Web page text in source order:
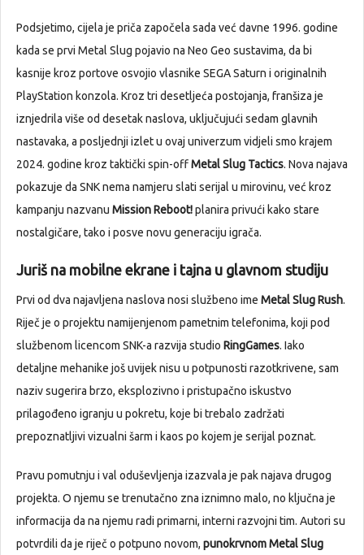
Podsjetimo, cijela je priča započela sada već davne 1996. godine
kada se prvi Metal Slug pojavio na Neo Geo sustavima, da bi
kasnije kroz portove osvojio vlasnike SEGA Saturn i originalnih
PlayStation konzola. Kroz tri desetljeća postojanja, franšiza je
iznjedrila više od desetak naslova, uključujući sedam glavnih
nastavaka, a posljednji izlet u ovaj univerzum vidjeli smo krajem
2024. godine kroz taktički spin-offMetal Slug Tactics. Nova najava
pokazuje da SNK nema namjeru slati serijal u mirovinu, već kroz
kampanju nazvanu Mission Reboot!planira privući kako stare
nostalgičare, tako i posve novu generaciju igrača.
Juriš na mobilne ekrane i tajna u glavnom studiju
Prvi od dva najavljena naslova nosi službeno ime Metal Slug Rush.
Riječ je o projektu namijenjenom pametnim telefonima, koji pod
službenom licencom SNK-a razvija studio RingGames. Iako
detaljne mehanike još uvijek nisu u potpunosti razotkrivene, sam
naziv sugerira brzo, eksplozivno i pristupačno iskustvo
prilagođeno igranju u pokretu, koje bi trebalo zadržati
prepoznatljivi vizualni šarm i kaos po kojem je serijal poznat.
Pravu pomutnju i val oduševljenja izazvala je pak najava drugog
projekta. O njemu se trenutačno zna iznimno malo, no ključna je
informacija da na njemu radi primarni, interni razvojni tim. Autori su
potvrdili da je riječ o potpuno novom, punokrvnom Metal Slug